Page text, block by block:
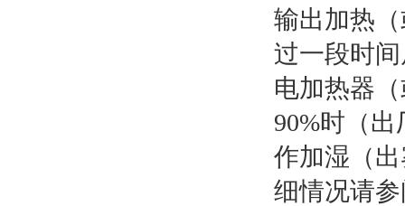
输出加热
过一段时
电加热器
90%时（
作加湿（
细情况请